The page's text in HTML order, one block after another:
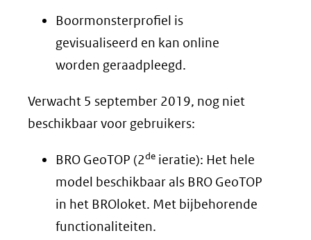
Boormonsterprofiel is
gevisualiseerd en kan online
worden geraadpleegd.
Verwacht 5 september 2019, nog niet
beschikbaar voor gebruikers:
BRO GeoTOP (2de ieratie): Het hele
model beschikbaar als BRO GeoTOP
in het BROloket. Met bijbehorende
functionaliteiten.